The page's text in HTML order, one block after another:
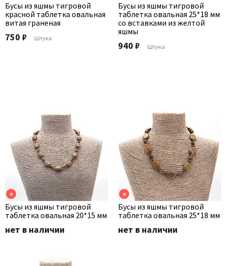
Бусы из яшмы тигровой
красной таблетка овальная
витая граненая
750 ₽ Штука
Бусы из яшмы тигровой
таблетка овальная 25*18 мм
со вставками из желтой
яшмы
940 ₽ Штука
×
Бусы из яшмы тигровой
таблетка овальная 20*15 мм
нет в наличии
×
Бусы из яшмы тигровой
таблетка овальная 25*18 мм
нет в наличии